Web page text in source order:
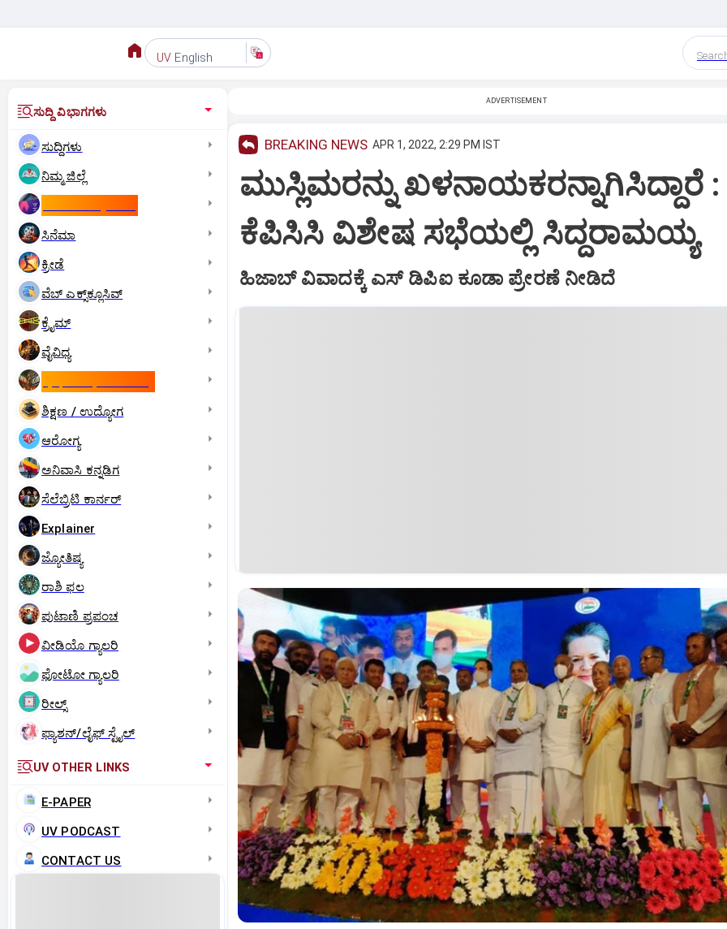
UV English
ಸುದ್ದಿ ವಿಭಾಗಗಳು
ಸುದ್ದಿಗಳು
ನಿಮ್ಮ ಜಿಲ್ಲೆ
ಸಿನೆಮಾ
ಕ್ರೀಡೆ
ವೆಬ್ ಎಕ್ಸ್‌ಕ್ಲೂಸಿವ್
ಕ್ರೈಮ್
ವೈವಿಧ್ಯ
ಶಿಕ್ಷಣ / ಉದ್ಯೋಗ
ಆರೋಗ್ಯ
ಅನಿವಾಸಿ ಕನ್ನಡಿಗ
ಸೆಲೆಬ್ರಿಟಿ ಕಾರ್ನರ್‌
Explainer
ಜ್ಯೋತಿಷ್ಯ
ರಾಶಿ ಫಲ
ಪುಟಾಣಿ ಪ್ರಪಂಚ
ವೀಡಿಯೊ ಗ್ಯಾಲರಿ
ಫೋಟೋ ಗ್ಯಾಲರಿ
ರೀಲ್ಸ್
ಫ್ಯಾಶನ್/ಲೈಫ್‌ ಸ್ಟೈಲ್
UV OTHER LINKS
E-PAPER
UV PODCAST
CONTACT US
ADVERTISEMENT
BREAKING NEWS APR 1, 2022, 2:29 PM IST
ಮುಸ್ಲಿಮರನ್ನು ಖಳನಾಯಕರನ್ನಾಗಿಸಿದ್ದಾರೆ :
ಕೆಪಿಸಿಸಿ ವಿಶೇಷ ಸಭೆಯಲ್ಲಿ ಸಿದ್ದರಾಮಯ್ಯ
ಹಿಜಾಬ್ ವಿವಾದಕ್ಕೆ ಎಸ್ ಡಿಪಿಐ ಕೂಡಾ ಪ್ರೇರಣೆ ನೀಡಿದೆ